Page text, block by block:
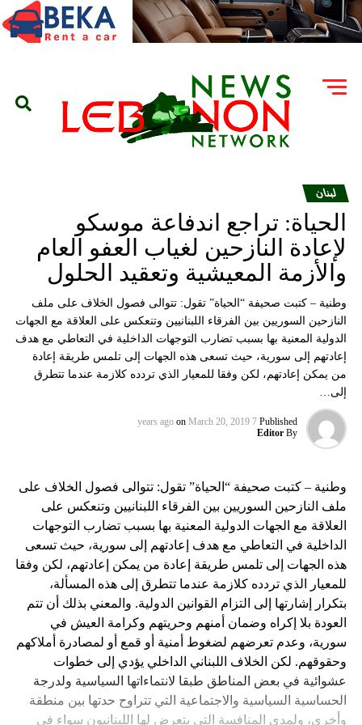
لبنان
الحياة: تراجع اندفاعة موسكو
لإعادة النازحين لغياب العفو العام
والأزمة المعيشية وتعقيد الحلول
وطنية – كتبت صحيفة “الحياة” تقول: تتوالى فصول الخلاف على ملف
النازحين السوريين بين الفرقاء اللبنانيين وتنعكس على العلاقة مع الجهات
الدولية المعنية بها بسبب تضارب التوجهات الداخلية في التعاطي مع هدف
إعادتهم إلى سورية، حيث تسعى هذه الجهات إلى تلمس طريقة إعادة
من يمكن إعادتهم، لكن وفقا للمعيار الذي تردده كلازمة عندما تتطرق
إلى…
Published
7 years ago
on March 20, 2019
By
Editor
وطنية – كتبت صحيفة “الحياة” تقول: تتوالى فصول الخلاف على
ملف النازحين السوريين بين الفرقاء اللبنانيين وتنعكس على
العلاقة مع الجهات الدولية المعنية بها بسبب تضارب التوجهات
الداخلية في التعاطي مع هدف إعادتهم إلى سورية، حيث تسعى
هذه الجهات إلى تلمس طريقة إعادة من يمكن إعادتهم، لكن وفقا
للمعيار الذي تردده كلازمة عندما تتطرق إلى هذه المسألة،
بتكرار إشارتها إلى التزام القوانين الدولية. والمعني بذلك أن تتم
العودة بلا إكراه وضمان أمنهم وحريتهم وكرامة العيش في
سورية، وعدم تعرضهم لضغوط أمنية أو قمع أو لمصادرة أملاكهم
وحقوقهم. لكن الخلاف اللبناني الداخلي يؤدي إلى خطوات
عشوائية في بعض المناطق طبقا لانتماءاتها السياسية ولدرجة
الحساسية السياسية والاجتماعية التي تتراوح حدتها بين منطقة
وأخرى، ولمدى المنافسة التي يتعرض لها اللبنانيون سواء في